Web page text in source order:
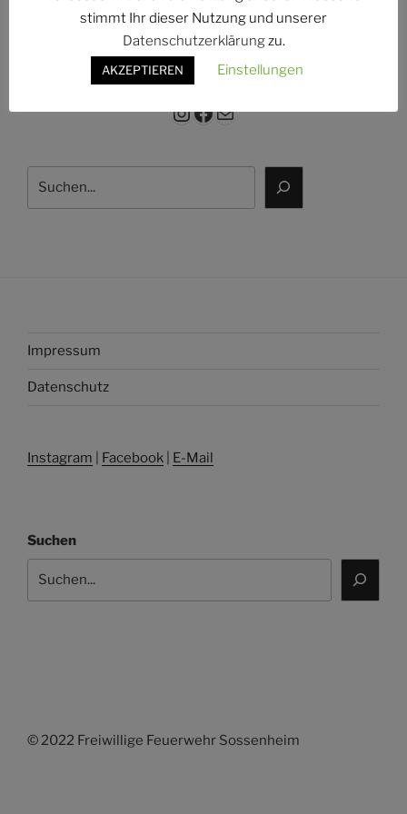
Instagram
Facebook
E-Mail
Impressum
Datenschutz
Instagram Facebook E-Mail
Suchen
© 2022 Freiwillige Feuerwehr Sossenheim
stimmt Ihr dieser Nutzung und unserer
Datenschutzerklärungzu.
AKZEPTIEREN Einstellungen